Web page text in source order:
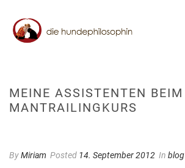
MEINE ASSISTENTEN BEIM
MANTRAILINGKURS
ByMiriam Posted 14. September 2012 In blog